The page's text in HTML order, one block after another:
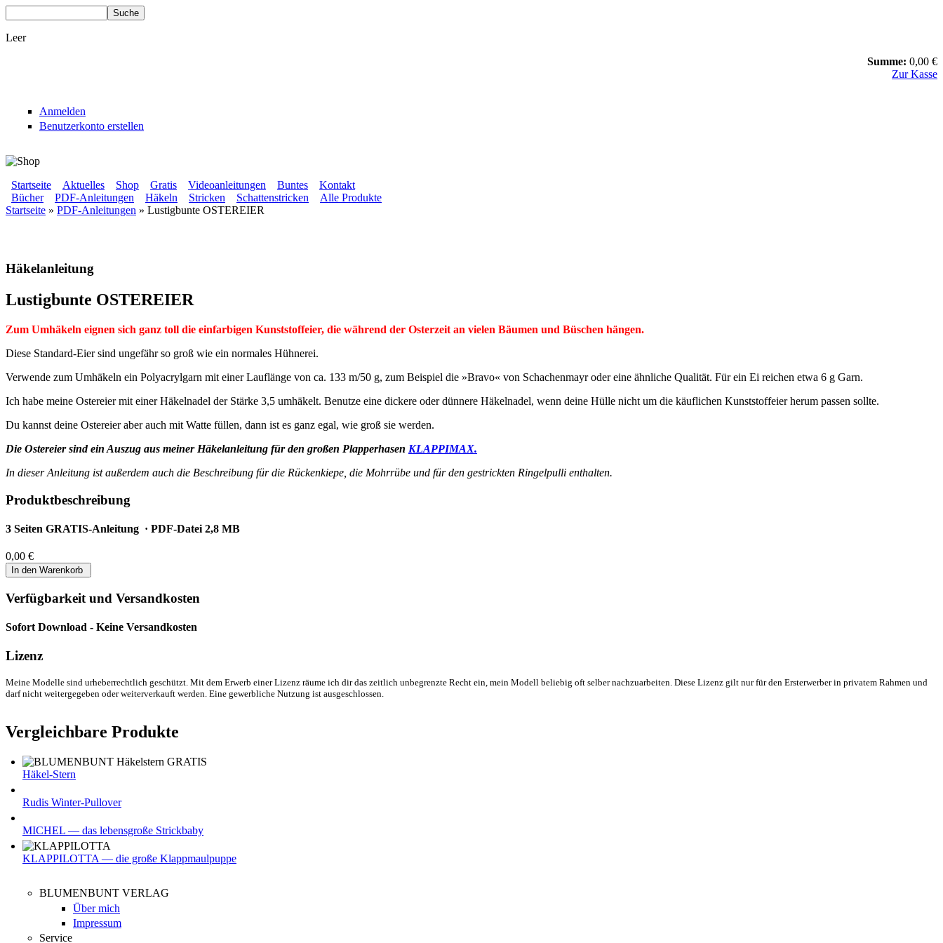
Leer
Summe: 0,00 €
Zur Kasse
Anmelden
Benutzerkonto erstellen
BLUMENBUNT VERLAG
Sekundärmenü
Startseite Aktuelles Shop Gratis Videoanleitungen Buntes Kontakt
Hauptmenü
Bücher PDF-Anleitungen Häkeln Stricken Schattenstricken Alle Produkte
Startseite » PDF-Anleitungen » Lustigbunte OSTEREIER
Häkelanleitung
Lustigbunte OSTEREIER
Zum Umhäkeln eignen sich ganz toll die einfarbigen Kunststoffeier, die während der Osterzeit an vielen Bäumen und Büschen hängen.
Diese Standard-Eier sind ungefähr so groß wie ein normales Hühnerei.
Verwende zum Umhäkeln ein Polyacrylgarn mit einer Lauflänge von ca. 133 m/50 g, zum Beispiel die »Bravo« von Schachenmayr oder eine ähnliche Qualität. Für ein Ei reichen etwa 6 g Garn.
Ich habe meine Ostereier mit einer Häkelnadel der Stärke 3,5 umhäkelt. Benutze eine dickere oder dünnere Häkelnadel, wenn deine Hülle nicht um die käuflichen Kunststoffeier herum passen sollte.
Du kannst deine Ostereier aber auch mit Watte füllen, dann ist es ganz egal, wie groß sie werden.
Die Ostereier sind ein Auszug aus meiner Häkelanleitung für den großen Plapperhasen KLAPPIMAX.
In dieser Anleitung ist außerdem auch die Beschreibung für die Rückenkiepe, die Mohrrübe und für den gestrickten Ringelpulli enthalten.
Produktbeschreibung
3 Seiten GRATIS-Anleitung · PDF-Datei 2,8 MB
0,00 €
Verfügbarkeit und Versandkosten
Sofort Download - Keine Versandkosten
Lizenz
Meine Modelle sind urheberrechtlich geschützt. Mit dem Erwerb einer Lizenz räume ich dir das zeitlich unbegrenzte Recht ein, mein Modell beliebig oft selber nachzuarbeiten. Diese Lizenz gilt nur für den Ersterwerber in privatem Rahmen und
darf nicht weitergegeben oder weiterverkauft werden. Eine gewerbliche Nutzung ist ausgeschlossen.
Vergleichbare Produkte
Häkel-Stern
Rudis Winter-Pullover
MICHEL — das lebensgroße Strickbaby
KLAPPILOTTA — die große Klappmaulpuppe
BLUMENBUNT VERLAG
Über mich
Impressum
Service